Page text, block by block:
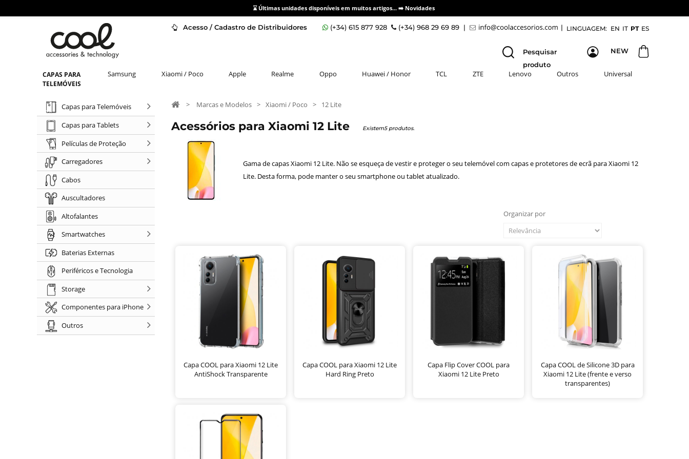
⌛ Últimas unidades disponíveis em muitos artigos... ➡️ Novidades
Acesso / Cadastro de Distribuidores LINGUAGEM: EN IT PT ES
(+34) 615 877 928 (+34) 968 29 69 89 | |
NEW
Pesquisar
produto
CAPAS PARA
TELEMÓVEIS
Samsung Xiaomi / Poco Apple Realme Oppo Huawei / Honor TCL ZTE Lenovo Outros Universal
Capas para Telemóveis
Capas para Tablets
Películas de Proteção
Carregadores
Cabos
Auscultadores
Altofalantes
Smartwatches
Baterias Externas
Periféricos e Tecnologia
Storage
Componentes para iPhone
Outros
> Marcas e Modelos > Xiaomi / Poco > 12 Lite
Acessórios para Xiaomi 12 Lite Existem5 produtos.
Gama de capas Xiaomi 12 Lite. Não se esqueça de vestir e proteger o seu telemóvel com capas e protetores de ecrã para Xiaomi 12
Lite. Desta forma, pode manter o seu smartphone ou tablet atualizado.
Organizar por
Capa COOL para Xiaomi 12 Lite
AntiShock Transparente
Capa COOL para Xiaomi 12 Lite
Hard Ring Preto
Capa Flip Cover COOL para
Xiaomi 12 Lite Preto
Capa COOL de Silicone 3D para
Xiaomi 12 Lite (frente e verso
transparentes)